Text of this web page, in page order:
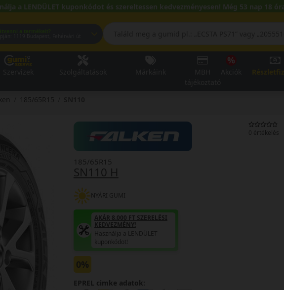
a LENDÜLET kuponkódot és szereltessen kedvezményesen! Még 53 nap 18
185/65R15
0 értékelés
SN110 H
185/65R15
NYÁRI GUMI
AKÁR 8.000 FT SZERELÉSI
KEDVEZMÉNY!
Használja a LENDÜLET
kuponkódot!
0%
EPREL cimke adatok: